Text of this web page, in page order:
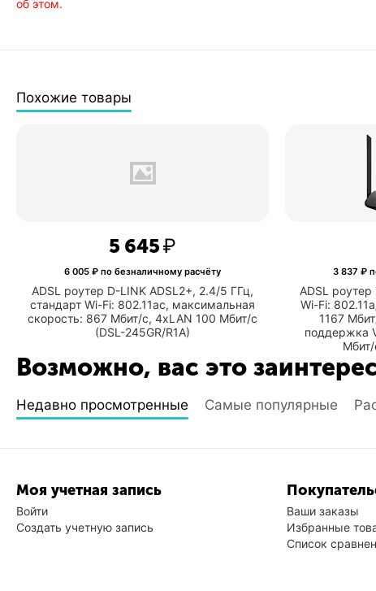
об этом.
Похожие товары
ADSL роутер D-LINK ADSL2+, 2.4/5 ГГц,
стандарт Wi-Fi: 802.11ac, максимальная
скорость: 867 Мбит/с, 4xLAN 100 Мбит/с
(DSL-245GR/R1A)
5 645₽
6 005 ₽ по безналичному расчёту
ADSL роутер
Wi-Fi:
1167
поддержка
Мбит/
3 837 ₽
Возможно, вас это
Недавно просмотренные Самые популярные
Моя учетная запись
Войти
Создать учетную запись
Ваши заказы
Избранные
Список